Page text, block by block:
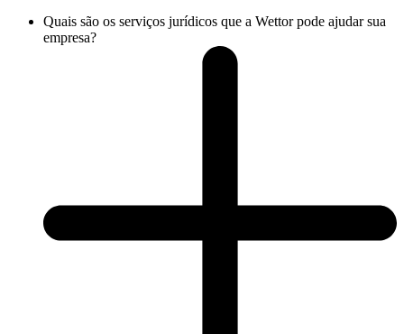
Quais são os serviços jurídicos que a Wettor pode ajudar sua
empresa?